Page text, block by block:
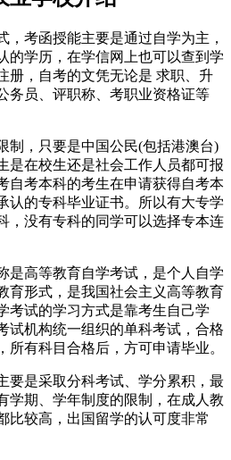
，考函授能主要是通过自学为主，
的学历，在学信网上也可以查到学
册，自考的文凭无论是 求职、升
务员、评职称、考职业资格证等
制，只要是中国公民(包括港澳台)
是在校生还是社会工作人员都可报
自考本科的考生在申请获得自考本
认的专科毕业证书。所以有大专学
，没有专科的同学可以选择专本连
是高等教育自学考试，是个人自学
育形式，是我国社会主义高等教育
考试的学习方式是靠考生自己学
试机构统一组织的单科考试，合格
所有科目合格后，方可申请毕业。
要是采取分科考试、学分累积，最
学期、学年制度的限制，在成人教
比较高，出国留学的认可度非常